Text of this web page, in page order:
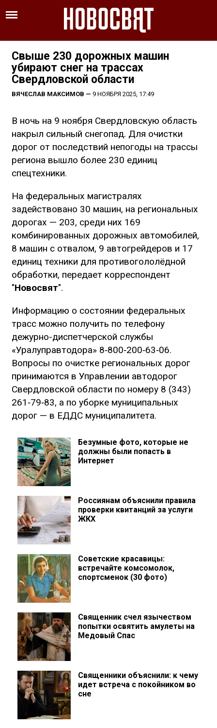
Свыше 230 дорожных машин
убирают снег на трассах
Свердловской области
ВЯЧЕСЛАВ МАКСИМОВ — 9 НОЯБРЯ 2025, 17:49
В ночь на 9 ноября Свердловскую область
накрыл сильный снегопад. Для очистки
дорог от последствий непогоды на трассы
региона вышло более 230 единиц
спецтехники.
На федеральных магистралях
задействовано 30 машин, на региональных
дорогах — 203, среди них 169
комбинированных дорожных автомобилей,
8 машин с отвалом, 9 автогрейдеров и 17
единиц техники для противогололёдной
обработки, передает корреспондент
"Новосвят".
Информацию о состоянии федеральных
трасс можно получить по телефону
дежурно-диспетчерской службы
«Уралуправтодора» 8‑800‑200‑63‑06.
Вопросы по очистке региональных дорог
принимаются в Управлении автодорог
Свердловской области по номеру ‪8 (343)
261‑79‑83, а по уборке муниципальных
дорог — в ЕДДС муниципалитета.
Безумные фото, которые не
должны были попасть в
Интернет
Россиянам объяснили правила
проверки квитанций за услуги
ЖКХ
Советские красавицы:
встречайте комсомолок,
спортсменок (30 фото)
Священник счел язычеством
попытки освятить амулеты на
Медовый Спас
Священники объяснили: к чему
идет встреча с покойником во
сне